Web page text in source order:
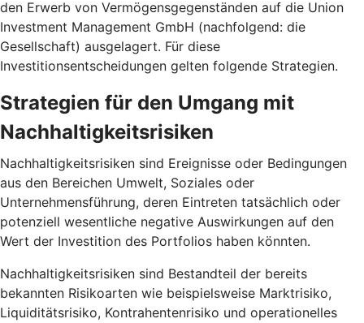
den Erwerb von Vermögensgegenständen auf die Union
Investment Management GmbH (nachfolgend: die
Gesellschaft) ausgelagert. Für diese
Investitionsentscheidungen gelten folgende Strategien.
Strategien für den Umgang mit
Nachhaltigkeitsrisiken
Nachhaltigkeitsrisiken sind Ereignisse oder Bedingungen
aus den Bereichen Umwelt, Soziales oder
Unternehmensführung, deren Eintreten tatsächlich oder
potenziell wesentliche negative Auswirkungen auf den
Wert der Investition des Portfolios haben könnten.
Nachhaltigkeitsrisiken sind Bestandteil der bereits
bekannten Risikoarten wie beispielsweise Marktrisiko,
Liquiditätsrisiko, Kontrahentenrisiko und operationelles